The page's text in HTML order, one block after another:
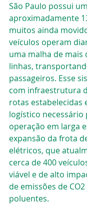
São Paulo possui
aproximadamente
muitos ainda
veículos operam
uma malha de mais
linhas,
passageiros. Esse
com infraestrutura
rotas estabelecidas
logístico necessário
operação em larga
expansão da frota
elétricos, que
cerca de 400
viável e de alto
de emissões de
poluentes.